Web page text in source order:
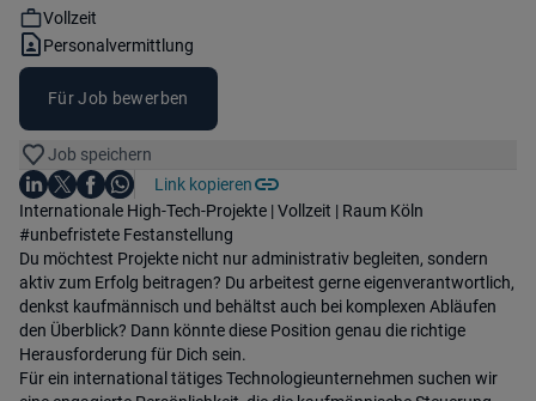
Workhours:
Vollzeit
Vertragsart:
Personalvermittlung
Für Job bewerben
Job speichern
Teile diesen Job
Auf LinkedIn teilen
Auf X teilen
Auf Facebook teilen
Auf WhatsApp teilen
Link kopieren
Einleitung
Internationale High-Tech-Projekte | Vollzeit | Raum Köln
#unbefristete Festanstellung
Du möchtest Projekte nicht nur administrativ begleiten, sondern
aktiv zum Erfolg beitragen? Du arbeitest gerne eigenverantwortlich,
denkst kaufmännisch und behältst auch bei komplexen Abläufen
den Überblick? Dann könnte diese Position genau die richtige
Herausforderung für Dich sein.
Für ein international tätiges Technologieunternehmen suchen wir